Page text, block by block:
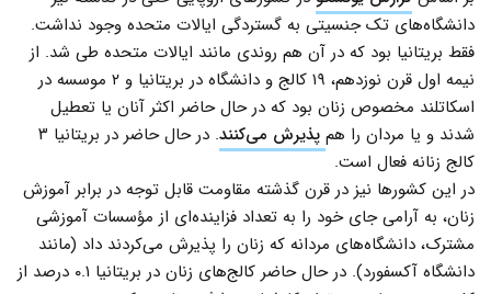
دانشگاه‌های تک جنسیتی به گستردگی ایالات متحده وجود نداشت.
فقط بریتانیا بود که در آن هم روندی مانند ایالات متحده طی شد. از
نیمه اول قرن نوزدهم، ۱۹ کالج و دانشگاه در بریتانیا و ۲ موسسه در
اسکاتلند مخصوص زنان بود که در حال حاضر اکثر آنان یا تعطیل
شدند و یا مردان را هم پذیرش می‌کنند
. در حال حاضر در بریتانیا ۳
کالج زنانه فعال است.
در این کشورها نیز در قرن گذشته مقاومت قابل توجه در برابر آموزش
زنان، به آرامی جای خود را به تعداد فزاینده‌ای از مؤسسات آموزشی
مشترک، دانشگاه‌های مردانه که زنان را پذیرش می‌کردند داد (مانند
دانشگاه آکسفورد). در حال حاضر کالج‌های زنان در بریتانیا ۰.۱ درصد از